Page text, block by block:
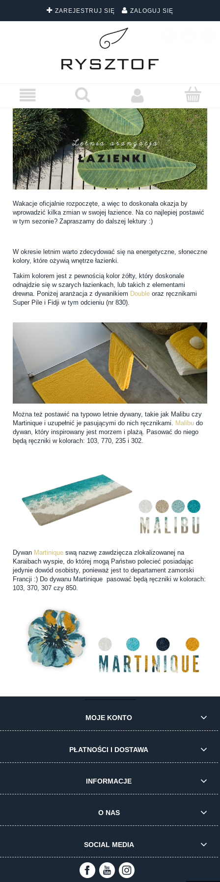
ZAREJESTRUJ SIĘ ZALOGUJ SIĘ
DARMOWA DOSTAWA WSZYSTKICH ZAMÓWIEŃ
Wakacje oficjalnie rozpoczęte, a więc to doskonała okazja by
wprowadzić kilka zmian w swojej łazience. Na co najlepiej postawić
w tym sezonie? Zapraszamy do dalszej lektury :)
W okresie letnim warto zdecydować się na energetyczne, słoneczne
kolory, które ożywią wnętrze łazienki.
Takim kolorem jest z pewnością kolor żółty, który doskonale
odnajdzie się w szarych łazienkach, lub takich z elementami
drewna. Poniżej aranżacja z dywanikiem Double oraz ręcznikami
Super Pile i Fidji w tym odcieniu (nr 830).
Można też postawić na typowo letnie dywany, takie jak Malibu czy
Martinique i uzupełnić je pasującymi do nich ręcznikami. Malibu do
dywan, który inspirowany jest morzem i plażą. Pasować do niego
będą ręczniki w kolorach: 103, 770, 235 i 302.
Dywan Martinique swą nazwę zawdzięcza zlokalizowanej na
Karaibach wyspie, do której mogą Państwo polecieć posiadając
jedynie dowód osobisty, ponieważ jest to departament zamorski
Francji :) Do dywanu Martinique pasować będą ręczniki w kolorach:
103, 370, 307 czy 850.
MOJE KONTO
PŁATNOŚCI I DOSTAWA
INFORMACJE
O NAS
SOCIAL MEDIA